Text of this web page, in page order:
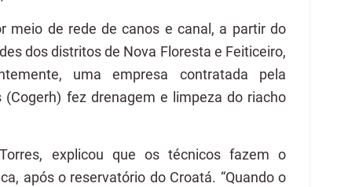
meio de rede de canos e canal, a partir do
dos distritos de Nova Floresta e Feiticeiro,
uma empresa contratada pela
fez drenagem e limpeza do riacho
explicou que os técnicos fazem o
após o reservatório do Croatá. “Quando o